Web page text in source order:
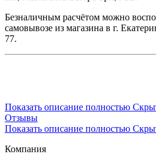
Безналичным расчётом можно
самовывозе из магазина в г.
77.
Показать описание полностью
Отзывы
Показать описание полностью
Компания